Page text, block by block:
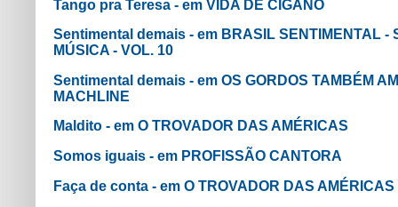
Tango pra Teresa - em VIDA DE CIGANO
Sentimental demais - em BRASIL SENTIMENTAL -
MÚSICA - VOL. 10
Sentimental demais - em OS GORDOS TAMBÉM
MACHLINE
Maldito - em O TROVADOR DAS AMÉRICAS
Somos iguais - em PROFISSÃO CANTORA
Faça de conta - em O TROVADOR DAS AMÉRICAS